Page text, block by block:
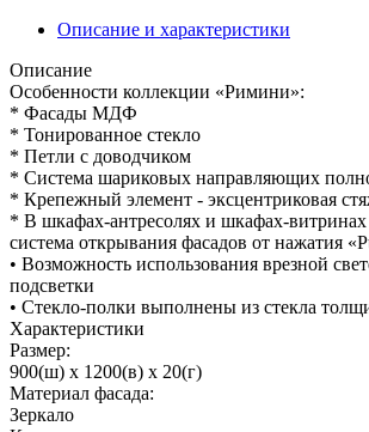
Описание и характеристики
Описание
Особенности коллекции «Римини»:
* Фасады МДФ
* Тонированное стекло
* Петли с доводчиком
* Система шариковых направляющих
* Крепежный элемент - эксцентриковая
* В шкафах-антресолях и шкафах-витринах
система открывания фасадов от нажатия
• Возможность использования врезной
подсветки
• Стекло-полки выполнены из стекла
Характеристики
Размер:
900(ш) x 1200(в) x 20(г)
Материал фасада:
Зеркало